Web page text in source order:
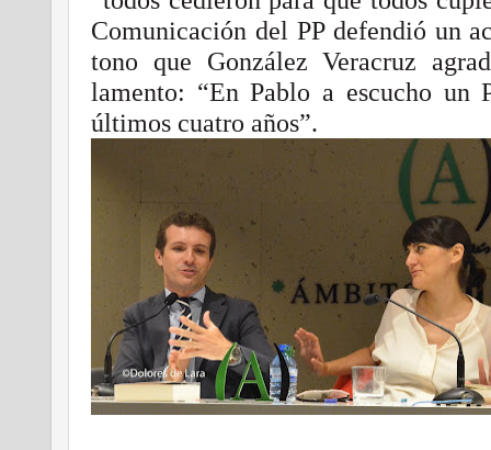
Comunicación del PP defendió un
tono que González Veracruz
lamento: “En Pablo a escucho un
últimos cuatro años”.